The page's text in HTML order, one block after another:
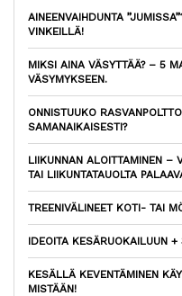
AINEENVAIHDUNTA
VINKEILLÄ!
MIKSI AINA VÄSYTTÄÄ? – 5
VÄSYMYKSEEN.
ONNISTUUKO
SAMANAIKAISESTI?
LIIKUNNAN ALOITTAMINEN –
TAI LIIKUNTATAUOLTA
TREENIVÄLINEET KOTI- TAI
IDEOITA KESÄRUOKAILUUN +
KESÄLLÄ KEVENTÄMINEN
MISTÄÄN!